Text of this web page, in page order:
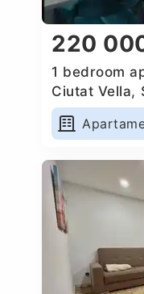
220
1 bedroom
Ciutat Vella,